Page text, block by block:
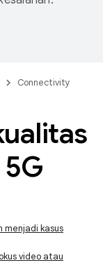
Connectivity
menjadi kasus
video atau